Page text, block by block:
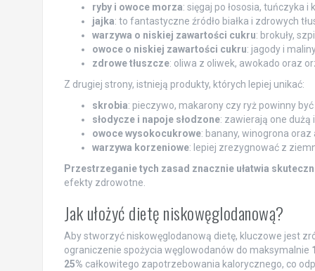
ryby i owoce morza: sięgaj po łososia, tuńczyka i
jajka: to fantastyczne źródło białka i zdrowych
warzywa o niskiej zawartości cukru: brokuły,
owoce o niskiej zawartości cukru: jagody i
zdrowe tłuszcze: oliwa z oliwek, awokado oraz
Z drugiej strony, istnieją produkty, których lepiej unikać:
skrobia: pieczywo, makarony czy ryż powinny
słodycze i napoje słodzone: zawierają one dużą
owoce wysokocukrowe: banany, winogrona
warzywa korzeniowe: lepiej zrezygnować z
Przestrzeganie tych zasad znacznie ułatwia
efekty zdrowotne.
Jak ułożyć dietę niskowęglodanową?
Aby stworzyć niskowęglodanową dietę, kluczowe jest
ograniczenie spożycia węglowodanów do maksymalnie
25% całkowitego zapotrzebowania kalorycznego, co